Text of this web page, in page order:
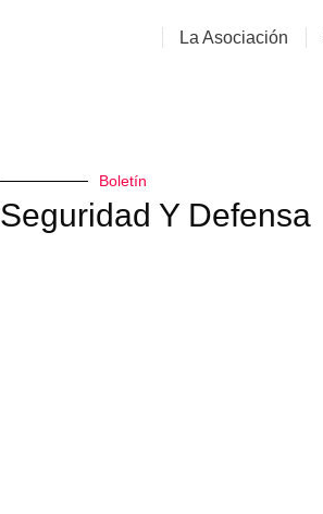
La Asociación
Boletín
Seguridad Y Defensa